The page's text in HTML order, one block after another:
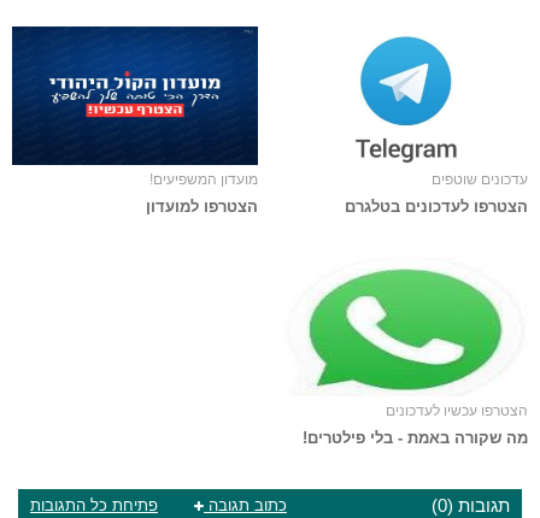
עדכונים שוטפים
הצטרפו לעדכונים בטלגרם
מועדון המשפיעים!
הצטרפו למועדון
הצטרפו עכשיו לעדכונים
מה שקורה באמת - בלי פילטרים!
תגובות (0) פתיחת כל התגובות כתוב תגובה